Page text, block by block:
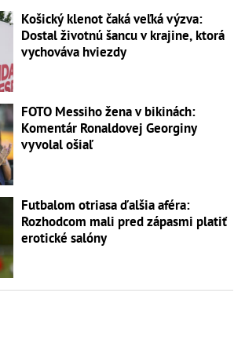
Košický klenot čaká veľká výzva:
Dostal životnú šancu v krajine, ktorá
vychováva hviezdy
FOTO Messiho žena v bikinách:
Komentár Ronaldovej Georginy
vyvolal ošiaľ
Futbalom otriasa ďalšia aféra:
Rozhodcom mali pred zápasmi platiť
erotické salóny